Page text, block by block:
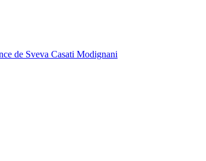
de Sveva Casati Modignani